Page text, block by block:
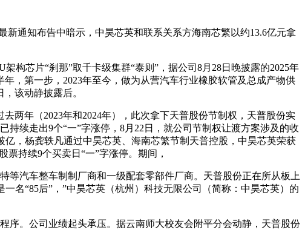
通知布告中暗示，中昊芯英和联系关系方海南芯繁以约13.6亿元拿
构芯片“刹那”取千卡级集群“泰则”，据公司8月28日晚披露的2025年
，第一步，2023年至今，做为从营汽车行业橡胶软管及总成产物供
该动静披露后。
年（2023年和2024年），此次拿下天普股份节制权，天普股份实
续走出9个“一”字涨停，8月22日，就公司节制权让渡方案涉及的收
，杨龚轶凡通过中昊芯英、海南芯繁节制天普控股，中昊芯英荣获
票持续9个买卖日“一”字涨停。期间，
汽车整车制制厂商和一级配套零部件厂商。天普股份正在所从板上
名“85后”，”中昊芯英（杭州）科技无限公司（简称：中昊芯英）的
。公司业绩起头承压。据云南师大校友会附平分会动静，天普股份